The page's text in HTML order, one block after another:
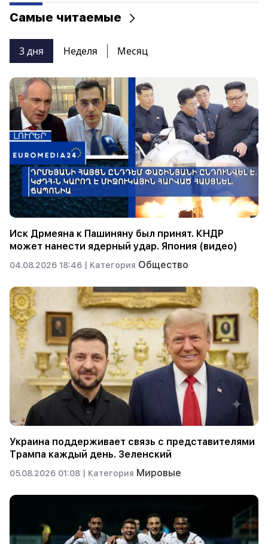
Самые читаемые
3 дня Неделя Месяц
Иск Дрмеяна к Пашиняну был принят. КНДР
может нанести ядерный удар. Япония (видео)
04.08.2026 18:46 | Категория Общество
Украина поддерживает связь с представителями
Трампа каждый день. Зеленский
05.08.2026 01:08 | Категория Мировые